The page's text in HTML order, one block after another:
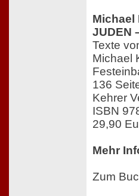
Michael
JUDEN
Texte
Michael
136
Kehrer
ISBN
29,90
Mehr
Zum